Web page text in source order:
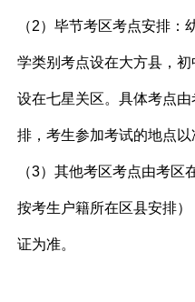
（2）毕节考区考点安排
学类别考点设在大方县，
设在七星关区。具体考点
排，考生参加考试的地点以
（3）其他考区考点由考
按考生户籍所在区县安排
证为准。